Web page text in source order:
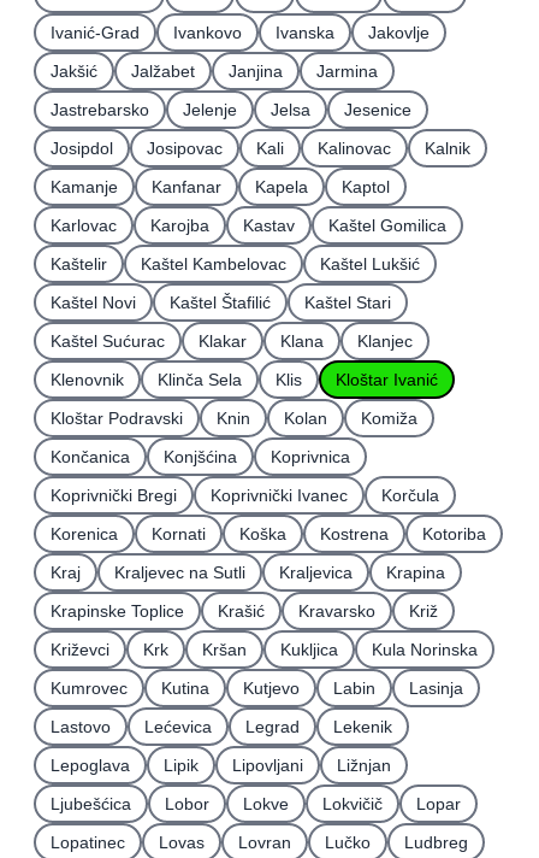
Ivanić-Grad
Ivankovo Ivanska
Jakovlje
Jakšić
Jalžabet Janjina
Jarmina
Jastrebarsko
Jelenje Jelsa
Jesenice
Josipdol
Josipovac Kali Kalinovac
Kalnik
Kamanje
Kanfanar Kapela
Kaptol
Karlovac
Karojba Kastav
Kaštel Gomilica
Kaštelir
Kaštel Kambelovac
Kaštel Lukšić
Kaštel Novi
Kaštel Štafilić
Kaštel Stari
Kaštel Sućurac
Klakar Klana
Klanjec
Klenovnik
Klinča Sela Klis
Kloštar Ivanić
Kloštar Podravski
Knin Kolan
Komiža
Končanica
Konjšćina
Koprivnica
Koprivnički Bregi
Koprivnički Ivanec
Korčula
Korenica
Kornati Koška Kostrena
Kotoriba
Kraj
Kraljevec na Sutli Kraljevica
Krapina
Krapinske Toplice
Krašić Kravarsko
Križ
Križevci
Krk Kršan Kukljica
Kula Norinska
Kumrovec
Kutina Kutjevo Labin
Lasinja
Lastovo
Lećevica Legrad
Lekenik
Lepoglava
Lipik Lipovljani
Ližnjan
Ljubešćica
Lobor Lokve Lokvičič
Lopar
Lopatinec
Lovas Lovran Lučko
Ludbreg